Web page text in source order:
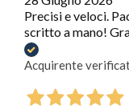
Precisi e veloci.
scritto a mano!
Acquirente